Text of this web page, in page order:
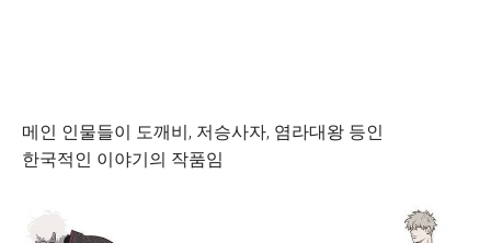
메인 인물들이 도깨비, 저승사자, 염라대왕 등인
한국적인 이야기의 작품임